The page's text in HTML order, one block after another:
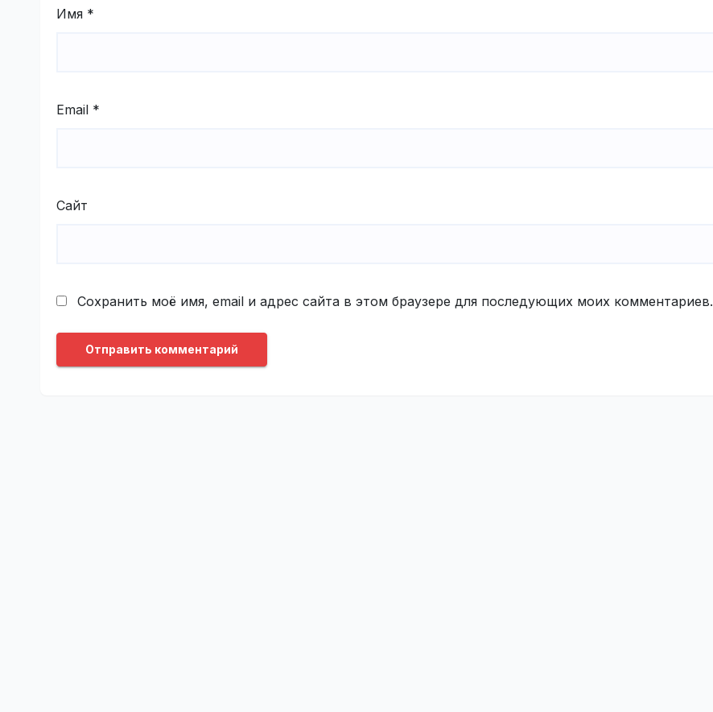
Имя *
Email *
Сайт
Сохранить моё имя, email и адрес сайта в этом браузере для последующих моих комментариев.